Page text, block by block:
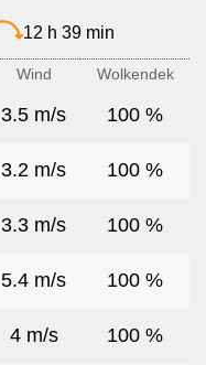
12 h 39 min
Wind Wolkendek
3.5 m/s 100 %
3.2 m/s 100 %
3.3 m/s 100 %
5.4 m/s 100 %
4 m/s 100 %